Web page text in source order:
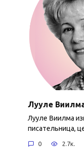
Лууле
Лууле Виилма
писательница,
0 2.7к.